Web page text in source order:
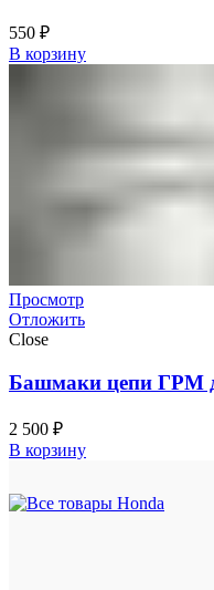
550 ₽
В корзину
Просмотр
Отложить
Close
Башмаки цепи ГРМ
2 500 ₽
В корзину